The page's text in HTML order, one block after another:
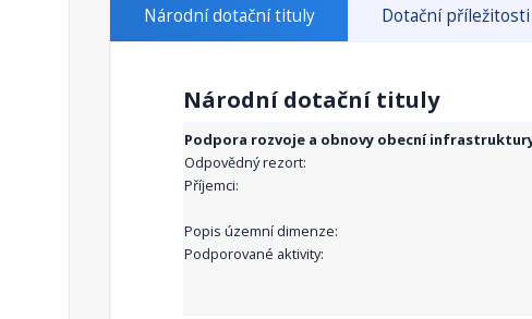
Národní dotační tituly Dotační příležitosti
Národní dotační tituly
Podpora rozvoje a obnovy obecní
Odpovědný rezort:
Příjemci:
Popis územní dimenze:
Podporované aktivity: